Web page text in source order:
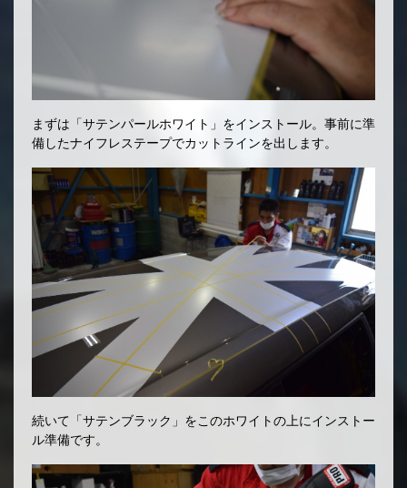
まずは「サテンパールホワイト」をインストール。事前に準
備したナイフレステープでカットラインを出します。
続いて「サテンブラック」をこのホワイトの上にインストー
ル準備です。